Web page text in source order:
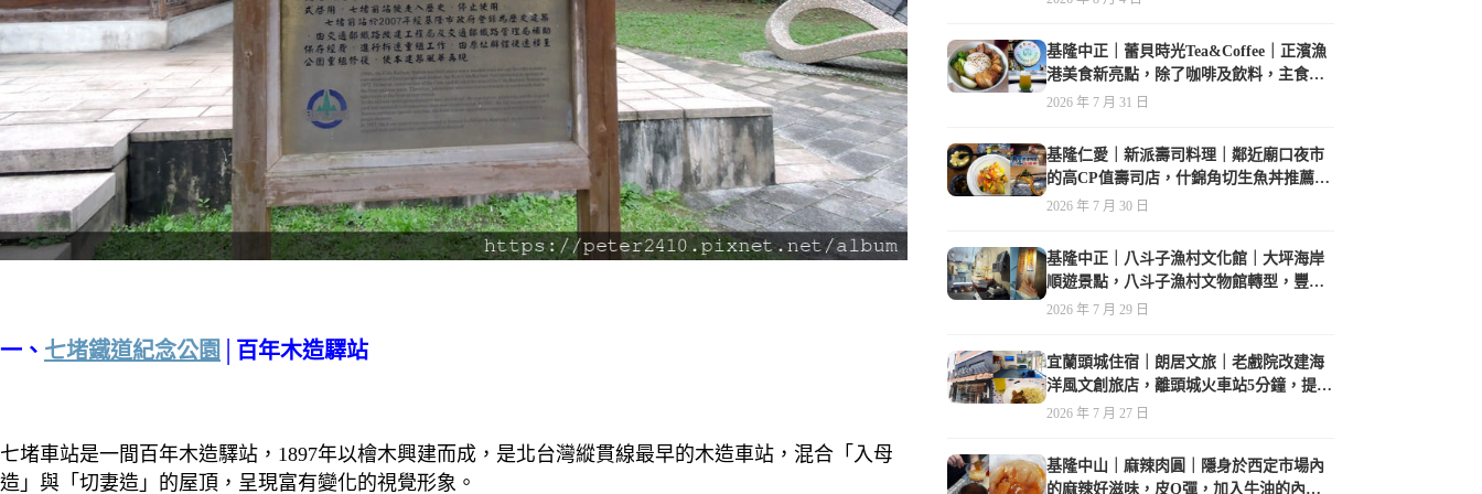
一、 七堵鐵道紀念公園 │百年木造驛站
七堵車站是一間百年木造驛站，1897年以檜木興建而成，是北台灣縱貫線最早的木造車站，混合「入母
造」與「切妻造」的屋頂，呈現富有變化的視覺形象。
基隆中正｜蕾貝時光Tea&Coffee｜正濱漁
港美食新亮點，除了咖啡及飲料，主食也
很有特色
2026 年 7 月 31 日
基隆仁愛｜新派壽司料理｜鄰近廟口夜市
的高CP值壽司店，什錦角切生魚丼推薦必
點
2026 年 7 月 30 日
基隆中正｜八斗子漁村文化館｜大坪海岸
順遊景點，八斗子漁村文物館轉型，豐富
的漁業文物，值得走訪
2026 年 7 月 29 日
宜蘭頭城住宿｜朗居文旅｜老戲院改建海
洋風文創旅店，離頭城火車站5分鐘，提供
免費夜間宵夜，親子遊戲空間
2026 年 7 月 27 日
基隆中山｜麻辣肉圓｜隱身於西定市場內
的麻辣好滋味，皮Q彈，加入牛油的內餡